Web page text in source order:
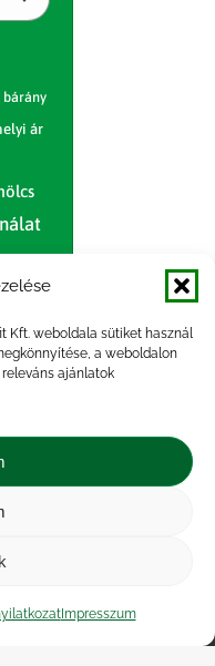
Kft. weboldala sütiket használ
a weboldalon
ajánlatok
Impresszum
bárány
ár
nyilatkozat
|